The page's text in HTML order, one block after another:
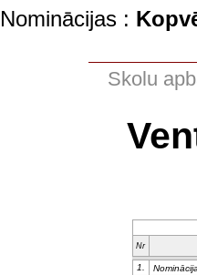
Nominācijas :
Skolu
Nr
1.